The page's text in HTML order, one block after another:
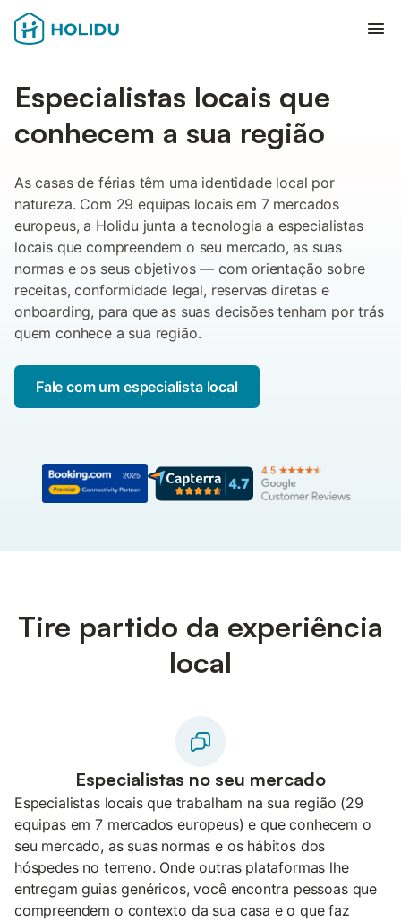
Especialistas locais que
conhecem a sua região
As casas de férias têm uma identidade local por
natureza. Com 29 equipas locais em 7 mercados
europeus, a Holidu junta a tecnologia a especialistas
locais que compreendem o seu mercado, as suas
normas e os seus objetivos — com orientação sobre
receitas, conformidade legal, reservas diretas e
onboarding, para que as suas decisões tenham por trás
quem conhece a sua região.
Fale com um especialista local
Tire partido da experiência
local
Especialistas no seu mercado
Especialistas locais que trabalham na sua região (29
equipas em 7 mercados europeus) e que conhecem o
seu mercado, as suas normas e os hábitos dos
hóspedes no terreno. Onde outras plataformas lhe
entregam guias genéricos, você encontra pessoas que
compreendem o contexto da sua casa e o que faz